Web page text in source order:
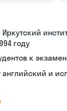
году
к
английский и